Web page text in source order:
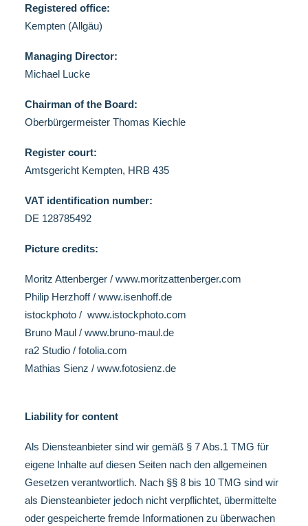
Registered office:
Kempten (Allgäu)
Managing Director:
Michael Lucke
Chairman of the Board:
Oberbürgermeister Thomas Kiechle
Register court:
Amtsgericht Kempten, HRB 435
VAT identification number:
DE 128785492
Picture credits:
Moritz Attenberger / www.moritzattenberger.com
Philip Herzhoff / www.isenhoff.de
istockphoto / www.istockphoto.com
Bruno Maul / www.bruno-maul.de
ra2 Studio / fotolia.com
Mathias Sienz / www.fotosienz.de
Liability for content
Als Diensteanbieter sind wir gemäß § 7 Abs.1 TMG für
eigene Inhalte auf diesen Seiten nach den allgemeinen
Gesetzen verantwortlich. Nach §§ 8 bis 10 TMG sind wir
als Diensteanbieter jedoch nicht verpflichtet, übermittelte
oder gespeicherte fremde Informationen zu überwachen